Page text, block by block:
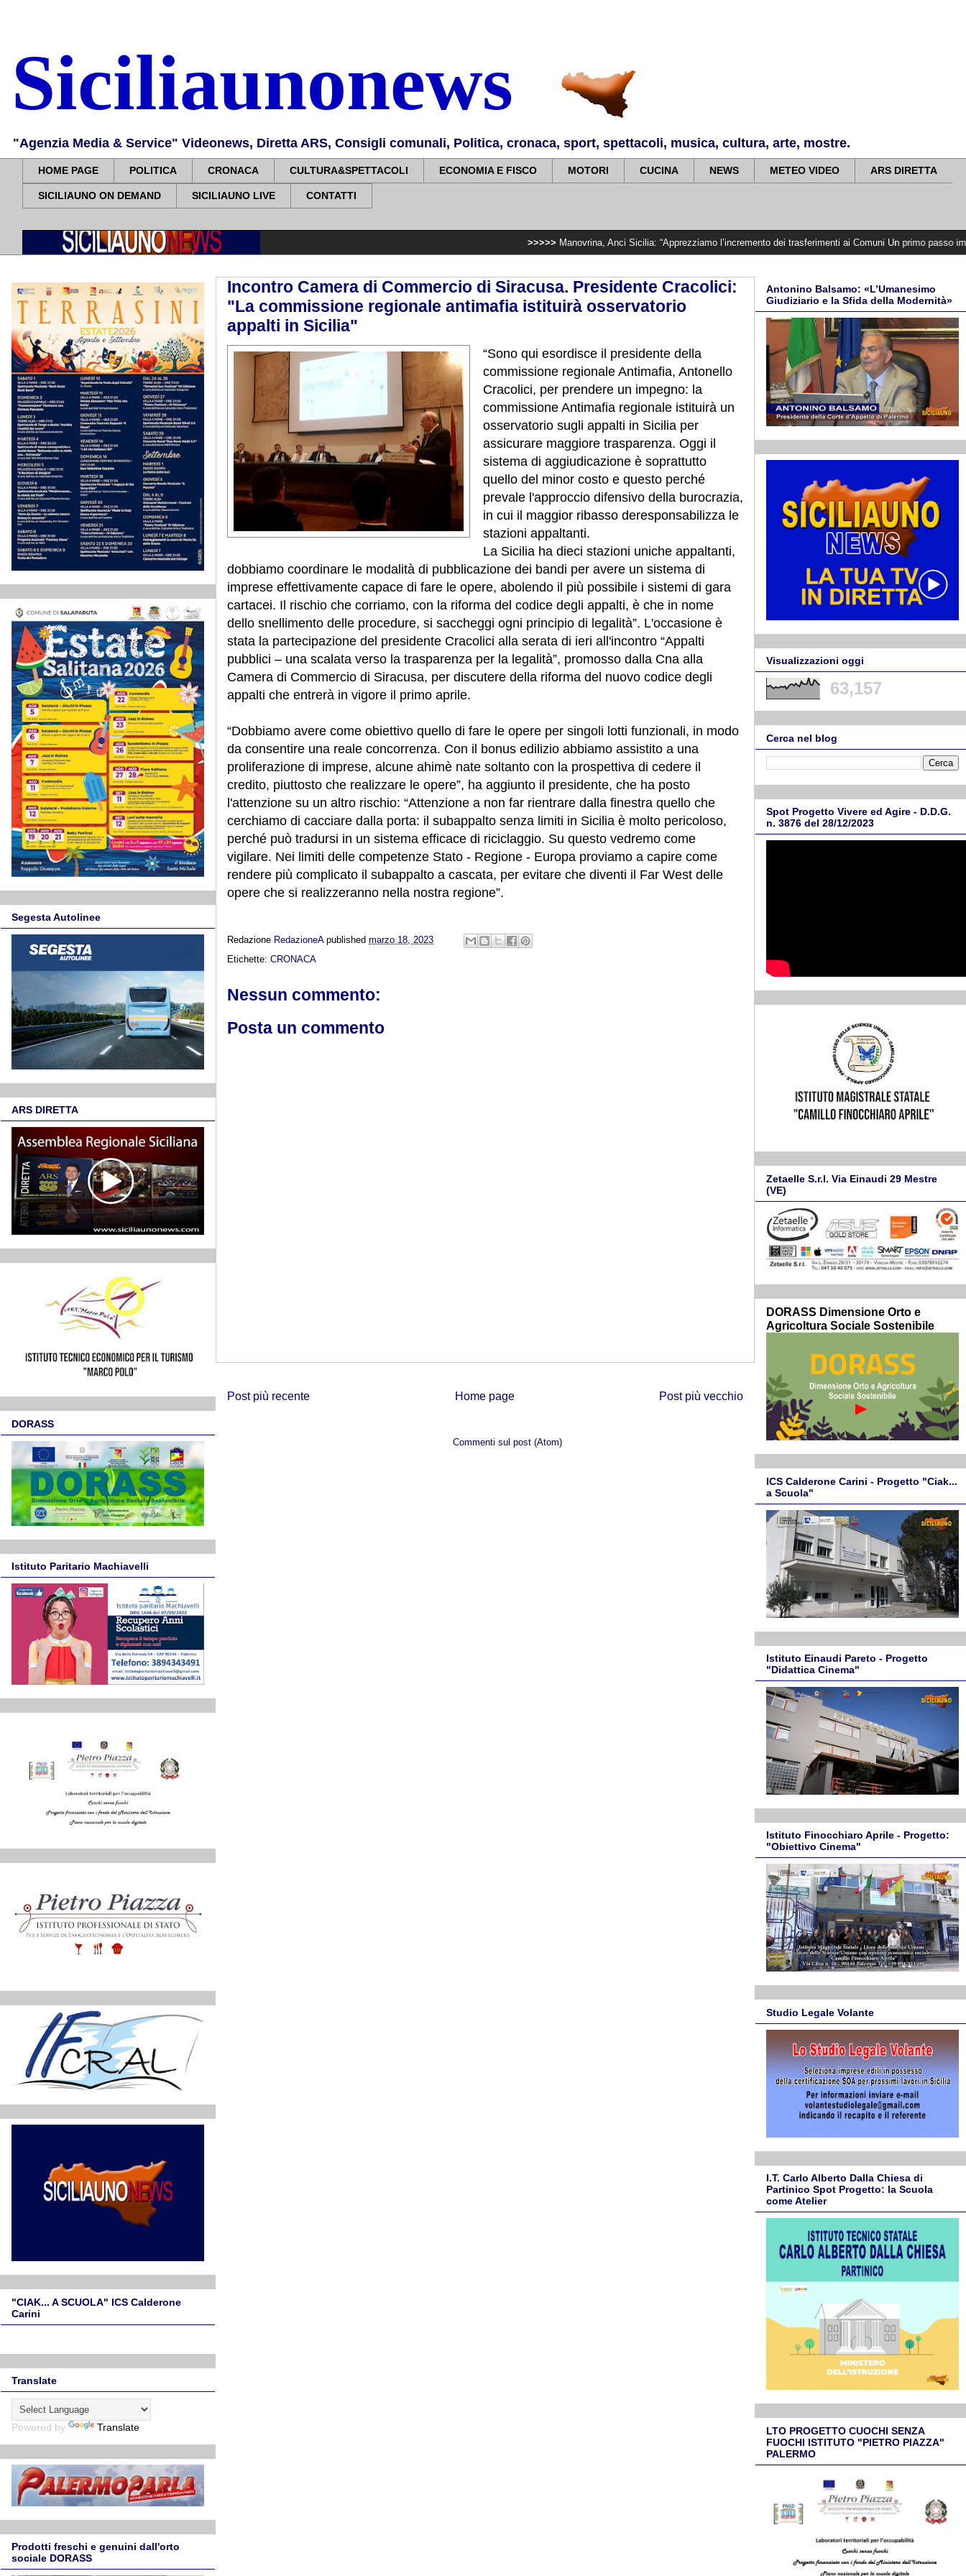
Siciliaunonews
"Agenzia Media & Service" Videonews, Diretta ARS, Consigli comunali, Politica, cronaca, sport, spettacoli, musica, cultura, arte, mostre.
HOME PAGE POLITICA CRONACA CULTURA&SPETTACOLI ECONOMIA E FISCO MOTORI CUCINA NEWS METEO VIDEO ARS DIRETTA
SICILIAUNO ON DEMAND SICILIAUNO LIVE CONTATTI
Manovrina, Anci Sicilia: “Apprezziamo l’incremento dei trasferimenti ai Comuni Un primo passo importante che
Incontro Camera di Commercio di Siracusa. Presidente Cracolici:
"La commissione regionale antimafia istituirà osservatorio
appalti in Sicilia"
“Sono qui esordisce il presidente della
commissione regionale Antimafia, Antonello
Cracolici, per prendere un impegno: la
commissione Antimafia regionale istituirà un
osservatorio sugli appalti in Sicilia per
assicurare maggiore trasparenza. Oggi il
sistema di aggiudicazione è soprattutto
quello del minor costo e questo perché
prevale l'approccio difensivo della burocrazia,
in cui il maggior ribasso deresponsabilizza le
stazioni appaltanti.
La Sicilia ha dieci stazioni uniche appaltanti,
dobbiamo coordinare le modalità di pubblicazione dei bandi per avere un sistema di
imprese effettivamente capace di fare le opere, abolendo il più possibile i sistemi di gara
cartacei. Il rischio che corriamo, con la riforma del codice degli appalti, è che in nome
dello snellimento delle procedure, si saccheggi ogni principio di legalità”. L'occasione è
stata la partecipazione del presidente Cracolici alla serata di ieri all'incontro “Appalti
pubblici – una scalata verso la trasparenza per la legalità”, promosso dalla Cna alla
Camera di Commercio di Siracusa, per discutere della riforma del nuovo codice degli
appalti che entrerà in vigore il primo aprile.
“Dobbiamo avere come obiettivo quello di fare le opere per singoli lotti funzionali, in modo
da consentire una reale concorrenza. Con il bonus edilizio abbiamo assistito a una
proliferazione di imprese, alcune ahimè nate soltanto con la prospettiva di cedere il
credito, piuttosto che realizzare le opere”, ha aggiunto il presidente, che ha posto
l'attenzione su un altro rischio: “Attenzione a non far rientrare dalla finestra quello che
cerchiamo di cacciare dalla porta: il subappalto senza limiti in Sicilia è molto pericoloso,
perché può tradursi in un sistema efficace di riciclaggio. Su questo vedremo come
vigilare. Nei limiti delle competenze Stato - Regione - Europa proviamo a capire come
rendere più complicato il subappalto a cascata, per evitare che diventi il Far West delle
opere che si realizzeranno nella nostra regione”.
Redazione RedazioneA published marzo 18, 2023
Etichette: CRONACA
Nessun commento:
Posta un commento
Post più recente Post più vecchio
Home page
Commenti sul post (Atom)
Segesta Autolinee
ARS DIRETTA
DORASS
Istituto Paritario Machiavelli
"CIAK... A SCUOLA" ICS Calderone
Carini
Translate
Powered by Translate
Prodotti freschi e genuini dall'orto
sociale DORASS
Antonino Balsamo: «L’Umanesimo
Giudiziario e la Sfida della Modernità»
Visualizzazioni oggi
63,157
Cerca nel blog
Spot Progetto Vivere ed Agire - D.D.G.
n. 3876 del 28/12/2023
Zetaelle S.r.l. Via Einaudi 29 Mestre
(VE)
DORASS Dimensione Orto e
Agricoltura Sociale Sostenibile
ICS Calderone Carini - Progetto "Ciak...
a Scuola"
Istituto Einaudi Pareto - Progetto
"Didattica Cinema"
Istituto Finocchiaro Aprile - Progetto:
"Obiettivo Cinema"
Studio Legale Volante
I.T. Carlo Alberto Dalla Chiesa di
Partinico Spot Progetto: la Scuola
come Atelier
LTO PROGETTO CUOCHI SENZA
FUOCHI ISTITUTO "PIETRO PIAZZA"
PALERMO